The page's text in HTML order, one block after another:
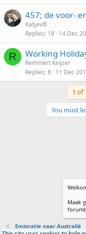
457; de voor-
Katjavdl
Replies 18 14 Dec
R Working
Remmert Keijzer
Replies 8 11 Dec
1 of
You must
Emigratie naar Australië
Maak